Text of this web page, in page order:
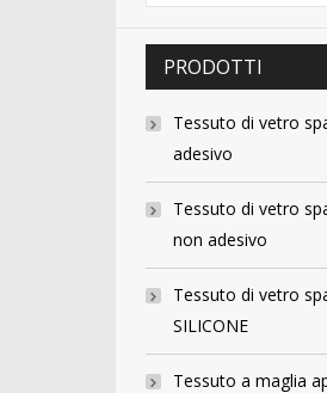
PRODOTTI
Tessuto di vetro
adesivo
Tessuto di vetro
non adesivo
Tessuto di vetro
SILICONE
Tessuto a maglia